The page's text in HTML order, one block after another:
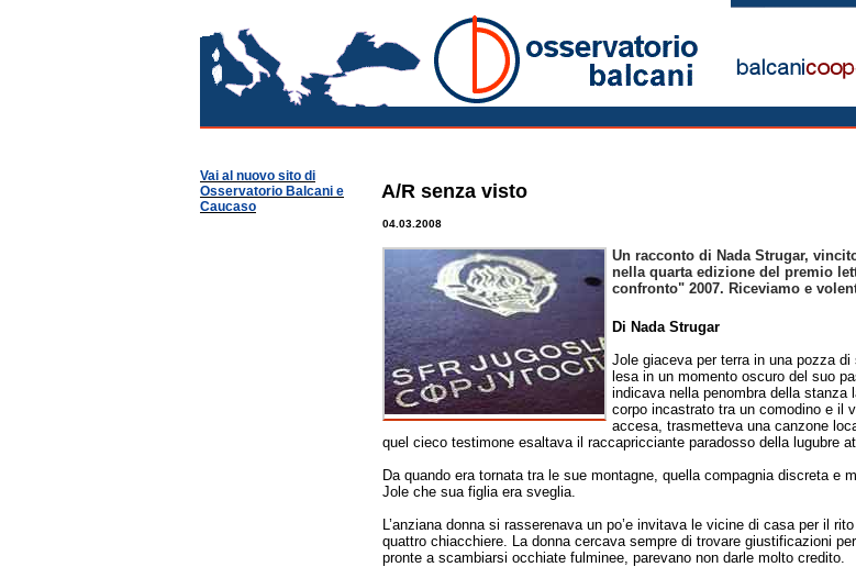
Vai al nuovo sito di
Osservatorio Balcani e
Caucaso
A/R senza visto
04.03.2008
Un racconto di Nada Strugar,
nella quarta edizione del premio
confronto" 2007. Riceviamo e
Di Nada Strugar
Jole giaceva per terra in una pozza
lesa in un momento oscuro del suo
indicava nella penombra della stanza
corpo incastrato tra un comodino e il
accesa, trasmetteva una canzone
quel cieco testimone esaltava il raccapricciante paradosso della lugubre
Da quando era tornata tra le sue montagne, quella compagnia discreta e
Jole che sua figlia era sveglia.
L’anziana donna si rasserenava un po’e invitava le vicine di casa per il
quattro chiacchiere. La donna cercava sempre di trovare giustificazioni
pronte a scambiarsi occhiate fulminee, parevano non darle molto credito.